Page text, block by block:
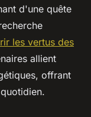
d'une quête
les vertus des
allient
offrant